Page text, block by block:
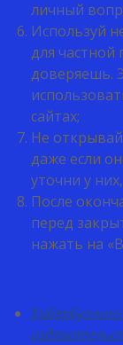
личный
Используй
для частной
доверяешь.
сайтах;
Не
даже если
уточни у
После
перед
нажать на